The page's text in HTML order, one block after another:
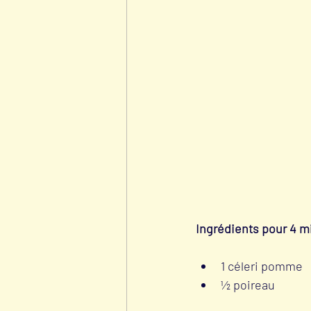
Ingrédients pour 4
1 céleri pomme
½ poireau